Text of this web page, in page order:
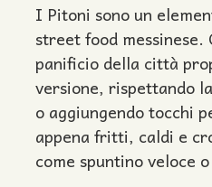
I Pitoni sono un
street food
panificio della città
versione, rispettando
o aggiungendo tocchi
appena fritti, caldi e
come spuntino veloce